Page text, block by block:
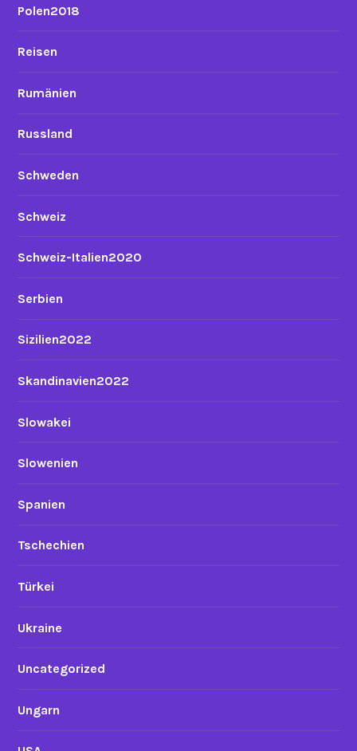
Polen2018
Reisen
Rumänien
Russland
Schweden
Schweiz
Schweiz-Italien2020
Serbien
Sizilien2022
Skandinavien2022
Slowakei
Slowenien
Spanien
Tschechien
Türkei
Ukraine
Uncategorized
Ungarn